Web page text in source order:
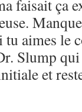
faisait ça
aimes le
Slump qui
et